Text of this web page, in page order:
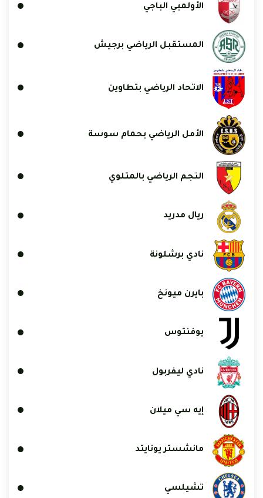
الأولمبي الباجي
المستقبل الرياضي برجيش
الاتحاد الرياضي بتطاوين
الأمل الرياضي بحمام سوسة
النجم الرياضي بالمتلوي
ريال مدريد
نادي برشلونة
بايرن ميونخ
يوفنتوس
نادي ليفربول
إيه سي ميلان
مانشستر يونايتد
تشيلسي